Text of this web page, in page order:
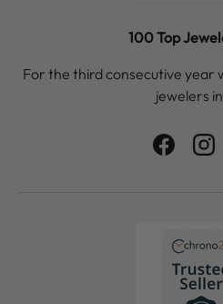
100 Top
For the third consecutive year
jewelers
Facebook